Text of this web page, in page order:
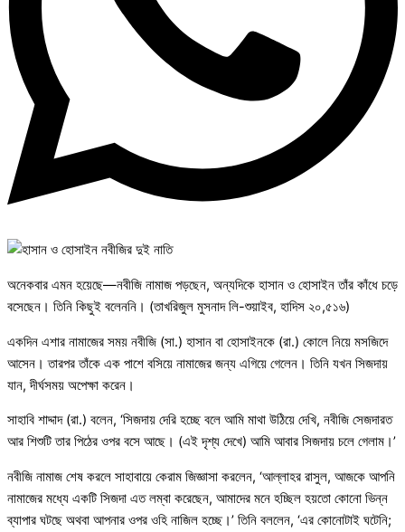
অনেকবার এমন হয়েছে—নবীজি নামাজ পড়ছেন, অন্যদিকে হাসান ও হোসাইন তাঁর কাঁধে চড়ে
বসেছেন। তিনি কিছুই বলেননি। (তাখরিজুল মুসনাদ লি-শুয়াইব, হাদিস ২০,৫১৬)
একদিন এশার নামাজের সময় নবীজি (সা.) হাসান বা হোসাইনকে (রা.) কোলে নিয়ে মসজিদে
আসেন। তারপর তাঁকে এক পাশে বসিয়ে নামাজের জন্য এগিয়ে গেলেন। তিনি যখন সিজদায়
যান, দীর্ঘসময় অপেক্ষা করেন।
সাহাবি শাদ্দাদ (রা.) বলেন, ‘সিজদায় দেরি হচ্ছে বলে আমি মাথা উঠিয়ে দেখি, নবীজি সেজদারত
আর শিশুটি তার পিঠের ওপর বসে আছে। (এই দৃশ্য দেখে) আমি আবার সিজদায় চলে গেলাম।’
নবীজি নামাজ শেষ করলে সাহাবায়ে কেরাম জিজ্ঞাসা করলেন, ‘আল্লাহর রাসুল, আজকে আপনি
নামাজের মধ্যে একটি সিজদা এত লম্বা করেছেন, আমাদের মনে হচ্ছিল হয়তো কোনো ভিন্ন
ব্যাপার ঘটছে অথবা আপনার ওপর ওহি নাজিল হচ্ছে।’ তিনি বললেন, ‘এর কোনোটাই ঘটেনি;